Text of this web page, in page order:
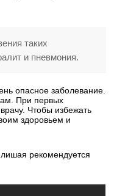
таких
и пневмония.
опасное заболевание.
При первых
Чтобы избежать
здоровьем и
рекомендуется